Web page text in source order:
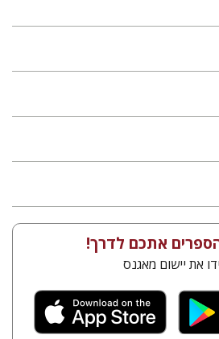
אתכם לדרך!
את יישום מאגנס